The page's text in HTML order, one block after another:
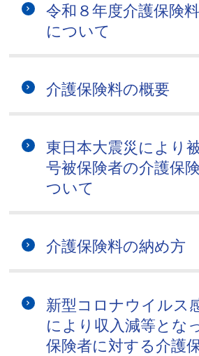
令和８年度介護保険
について
介護保険料の概要
東日本大震災により
号被保険者の介護保
ついて
介護保険料の納め方
新型コロナウイルス
により収入減等とな
保険者に対する介護